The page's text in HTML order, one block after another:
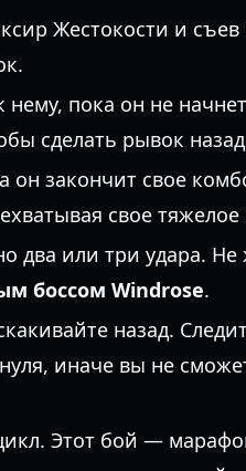
Жестокости и
пока он не
сделать рывок
он закончит свое
свое
два или три удара.
боссом Windrose.
назад.
иначе вы не
Этот бой —